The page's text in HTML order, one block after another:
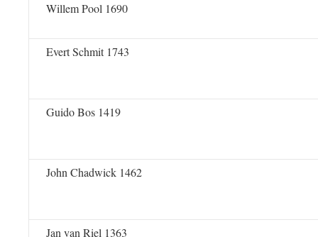
Willem Pool 1690
Evert Schmit 1743
Guido Bos 1419
John Chadwick 1462
Jan van Riel 1363